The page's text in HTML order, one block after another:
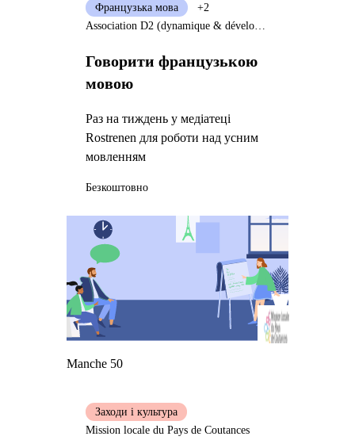
Говорити французькою
мовою
Раз на тиждень у медіатеці
Rostrenen для роботи над усним
мовленням
Французька мова
+2
Association D2 (dynamique & développement)
Безкоштовно
Manche 50
Заходи і культура
Mission locale du Pays de Coutances